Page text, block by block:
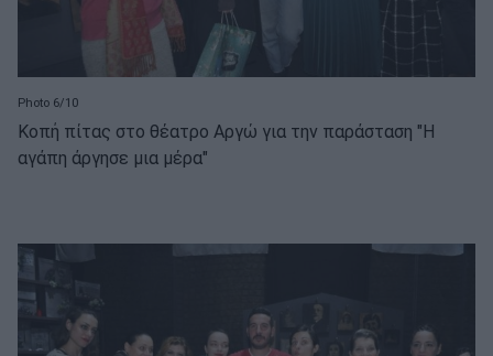
Photo 6/10
Κοπή πίτας στο θέατρο Αργώ για την παράσταση "Η
αγάπη άργησε μια μέρα"